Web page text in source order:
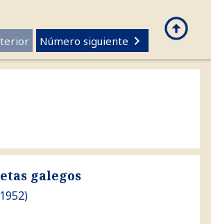
search CASTELLANO
arrow_circle_up
Número siguiente keyboard_arrow_right
galegos